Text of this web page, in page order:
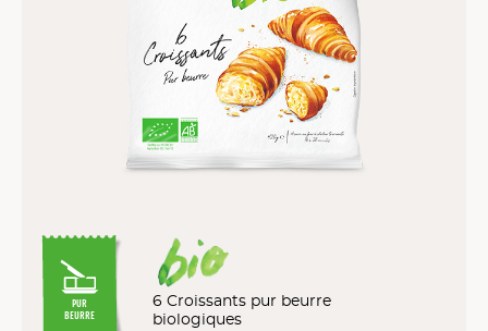
PUR
BEURRE
6 Croissants pur beurre
biologiques